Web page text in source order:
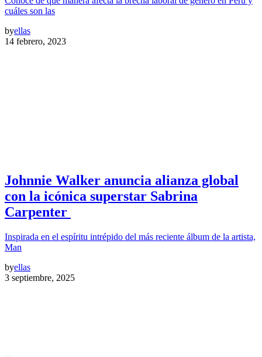
cuáles son las
byellas
14 febrero, 2023
Johnnie Walker anuncia alianza global
con la icónica superstar Sabrina
Carpenter
Inspirada en el espíritu intrépido del más reciente álbum de la artista,
Man
byellas
3 septiembre, 2025